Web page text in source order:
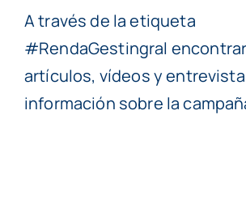
A través de la etiqueta
#RendaGestingral
artículos, vídeos y
información sobre la